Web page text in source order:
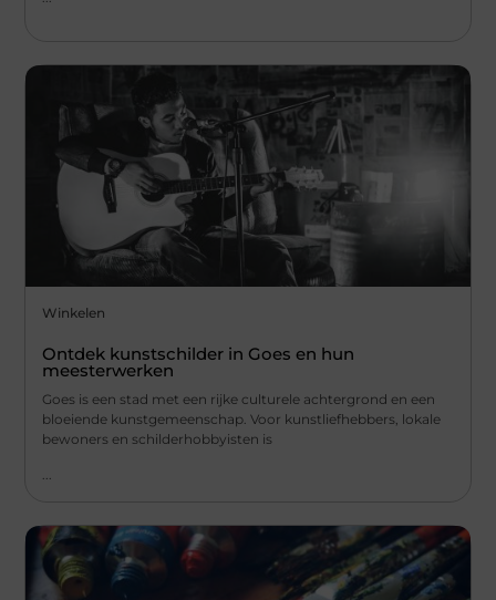
Winkelen
Ontdek kunstschilder in Goes en hun
meesterwerken
Goes is een stad met een rijke culturele achtergrond en een
bloeiende kunstgemeenschap. Voor kunstliefhebbers, lokale
bewoners en schilderhobbyisten is
...